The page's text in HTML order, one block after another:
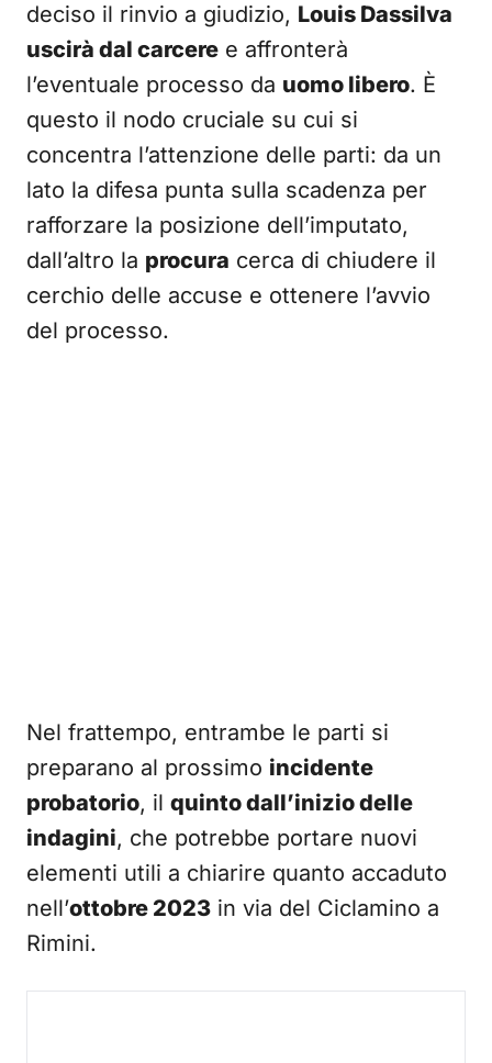
deciso il rinvio a giudizio, Louis Dassilva
uscirà dal carcere e affronterà
l’eventuale processo da uomo libero. È
questo il nodo cruciale su cui si
concentra l’attenzione delle parti: da un
lato la difesa punta sulla scadenza per
rafforzare la posizione dell’imputato,
dall’altro la procura cerca di chiudere il
cerchio delle accuse e ottenere l’avvio
del processo.
Nel frattempo, entrambe le parti si
preparano al prossimo incidente
probatorio, il quinto dall’inizio delle
indagini, che potrebbe portare nuovi
elementi utili a chiarire quanto accaduto
nell’ottobre 2023 in via del Ciclamino a
Rimini.